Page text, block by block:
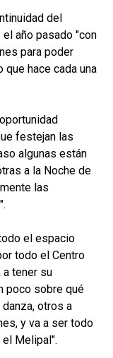
del
año pasado "con
para poder
hace cada una
festejan las
algunas están
a la Noche de
las
el espacio
todo el Centro
a tener su
poco sobre qué
otros a
y va a ser todo
el Melipal".